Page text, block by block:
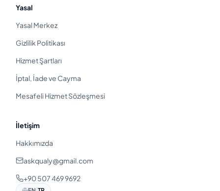
Yasal
Yasal Merkez
Gizlilik Politikası
Hizmet Şartları
İptal, İade ve Cayma
Mesafeli Hizmet Sözleşmesi
İletişim
Hakkımızda
askqualy@gmail.com
+90 507 469 9692